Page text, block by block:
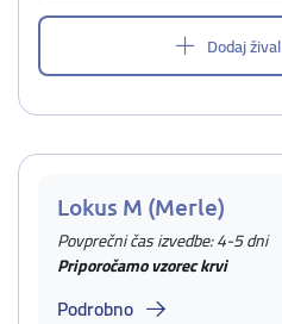
Dodaj žival
Lokus M (Merle)
Povprečni čas izvedbe: 4-5 dni
Priporočamo vzorec krvi
Podrobno